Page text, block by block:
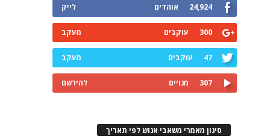
24,924 אוהדים לייק
300 עוקבים מעקב
47 עוקבים מעקב
307 מנויים להירשם
סינון מאמרי משאבי אנוש לפי תאריך